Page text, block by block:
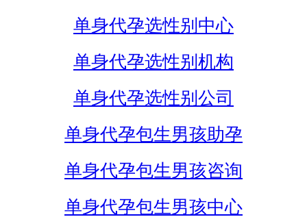
单身代孕选性别中心
单身代孕选性别机构
单身代孕选性别公司
单身代孕包生男孩助孕
单身代孕包生男孩咨询
单身代孕包生男孩中心